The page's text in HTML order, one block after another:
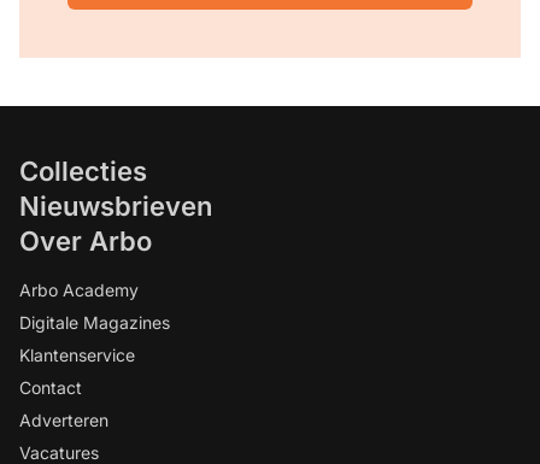
Collecties
Nieuwsbrieven
Over Arbo
Arbo Academy
Digitale Magazines
Klantenservice
Contact
Adverteren
Vacatures